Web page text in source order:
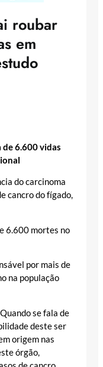
roubar
em
6.600 vidas
do carcinoma
cancro do fígado,
6.600 mortes no
por mais de
na população
se fala de
deste ser
origem nas
órgão,